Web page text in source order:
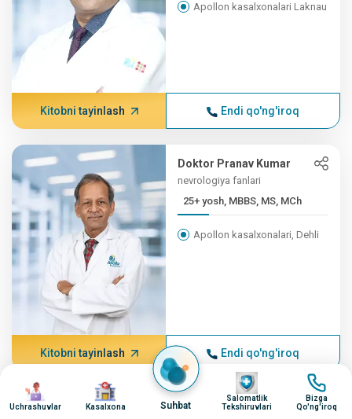
Apollon kasalxonalari Laknau
Kitobni tayinlash Endi qo'ng'iroq
Doktor Pranav Kumar
nevrologiya fanlari
25+ yosh, MBBS, MS, MCh
Apollon kasalxonalari, Dehli
Kitobni tayinlash Endi qo'ng'iroq
Doktor Ashish Chug
surat
Uchrashuvlar
surat
Kasalxona Suhbat
surat
Salomatlik
Tekshiruvlari
surat
Bizga
Qo'ng'iroq